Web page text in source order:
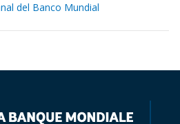
del Banco Mundial